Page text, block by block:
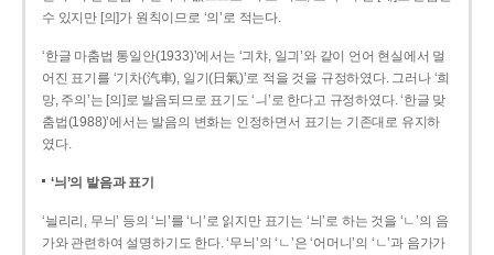
수 있지만 [의]가 원칙이므로 ‘의’로 적는다.
‘한글 마춤법 통일안(1933)’에서는 ‘긔챠, 일긔’와 같이 언어 현실에서 멀
어진 표기를 ‘기차(汽車), 일기(日氣)’로 적을 것을 규정하였다. 그러나 ‘희
망, 주의’는 [의]로 발음되므로 표기도 ‘ㅢ’로 한다고 규정하였다. ‘한글 맞
춤법(1988)’에서는 발음의 변화는 인정하면서 표기는 기존대로 유지하
였다.
‘늬’의 발음과 표기
‘늴리리, 무늬’ 등의 ‘늬’를 ‘니’로 읽지만 표기는 ‘늬’로 하는 것을 ‘ㄴ’의 음
가와 관련하여 설명하기도 한다. ‘무늬’의 ‘ㄴ’은 ‘어머니’의 ‘ㄴ’과 음가가